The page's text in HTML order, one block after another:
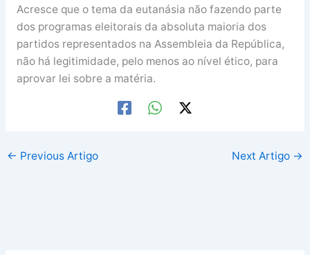
Acresce que o tema da eutanásia não fazendo parte
dos programas eleitorais da absoluta maioria dos
partidos representados na Assembleia da República,
não há legitimidade, pelo menos ao nível ético, para
aprovar lei sobre a matéria.
← Previous Artigo Next Artigo →